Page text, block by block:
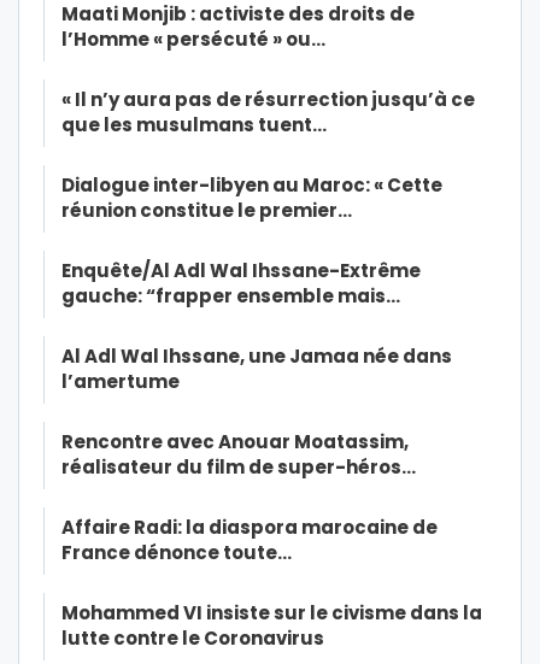
Maati Monjib : activiste des droits de
l’Homme « persécuté » ou…
« Il n’y aura pas de résurrection jusqu’à ce
que les musulmans tuent…
Dialogue inter-libyen au Maroc: « Cette
réunion constitue le premier…
Enquête/Al Adl Wal Ihssane-Extrême
gauche: “frapper ensemble mais…
Al Adl Wal Ihssane, une Jamaa née dans
l’amertume
Rencontre avec Anouar Moatassim,
réalisateur du film de super-héros…
Affaire Radi: la diaspora marocaine de
France dénonce toute…
Mohammed VI insiste sur le civisme dans la
lutte contre le Coronavirus